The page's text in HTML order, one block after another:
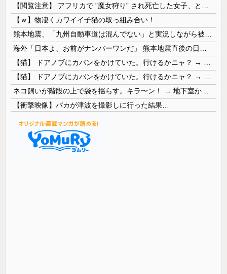
【ｗ】物凄くカワイイ子猫の取っ組み合い！
【衝撃映像】バカが津波を撮影しに行った結果…